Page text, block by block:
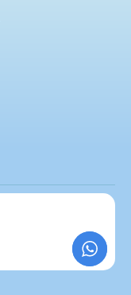
hazırlanması:
Birsayt.az